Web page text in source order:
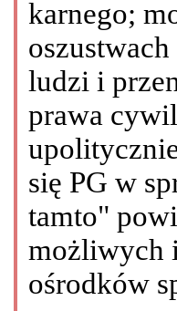
karnego;
ludzi i
prawa
się PG w
tamto"
możliwych
ośrodków